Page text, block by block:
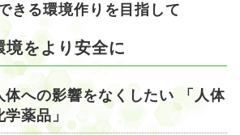
きる環境作りを目指して
境をより安全に
体への影響をなくしたい 「人体
薬品」